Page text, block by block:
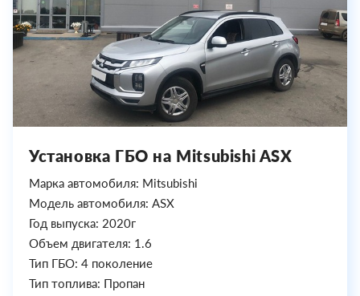
Установка ГБО на Mitsubishi ASX
Марка автомобиля: Mitsubishi
Модель автомобиля: ASX
Год выпуска: 2020г
Объем двигателя: 1.6
Тип ГБО: 4 поколение
Тип топлива: Пропан